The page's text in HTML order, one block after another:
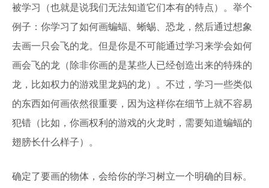
被学习（也就是说我们无法知道它们本有的特点）。举个
例子：你学习了如何画蝙蝠、蜥蜴、恐龙，然后通过想象
去画一只会飞的龙。但是你是不可能通过学习来学会如何
画会飞的龙（除非你画的是某些人已经创造出来的特殊的
龙，比如权力的游戏里龙妈的龙）。不过，学习一些类似
的东西如何画依然很重要，因为这样你在细节上就不容易
犯错（比如，你画权利的游戏的火龙时，需要知道蝙蝠的
翅膀长什么样子）。
确定了要画的物体，会给你的学习树立一个明确的目标。